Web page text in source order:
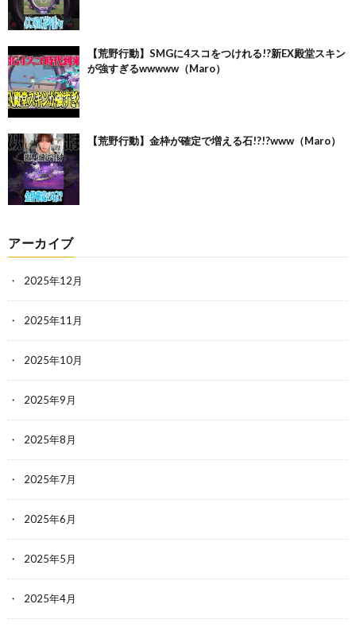
【荒野行動】SMGに4スコをつけれる!?新EX殿堂スキン
が強すぎるwwwww（Maro）
【荒野行動】金枠が確定で増える石!?!?www（Maro）
アーカイブ
2025年12月
2025年11月
2025年10月
2025年9月
2025年8月
2025年7月
2025年6月
2025年5月
2025年4月